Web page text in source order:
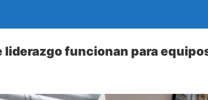
liderazgo funcionan para